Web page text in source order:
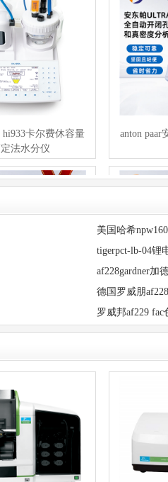
hi933卡尔费休容量
法水分仪
anton paar
道四通道可选
安东帕
分析仪
美国哈希
tigerpct-lb-04锂
af228gardner加
德国罗威朋
罗威邦af229